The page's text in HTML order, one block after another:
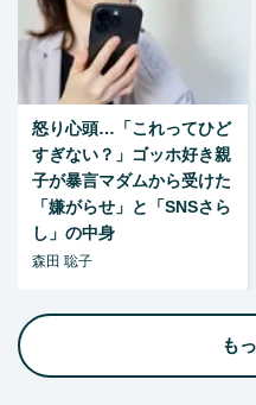
怒り心頭…「これってひど
すぎない？」ゴッホ好き親
子が暴言マダムから受けた
「嫌がらせ」と「SNSさら
し」の中身
森田 聡子
も